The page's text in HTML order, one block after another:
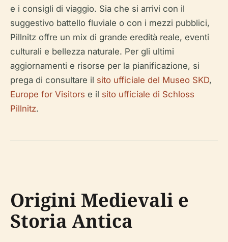
e i consigli di viaggio. Sia che si arrivi con il
suggestivo battello fluviale o con i mezzi pubblici,
Pillnitz offre un mix di grande eredità reale, eventi
culturali e bellezza naturale. Per gli ultimi
aggiornamenti e risorse per la pianificazione, si
prega di consultare il sito ufficiale del Museo SKD,
Europe for Visitors e il sito ufficiale di Schloss
Pillnitz.
Origini Medievali e
Storia Antica